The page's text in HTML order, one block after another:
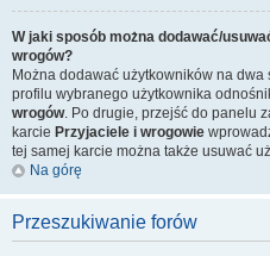
W jaki sposób można dodawać/
wrogów?
Można dodawać użytkowników na
profilu wybranego użytkownika
wrogów. Po drugie, przejść do panelu
karcie Przyjaciele i wrogowie
tej samej karcie można także usuwać
Na górę
Przeszukiwanie forów